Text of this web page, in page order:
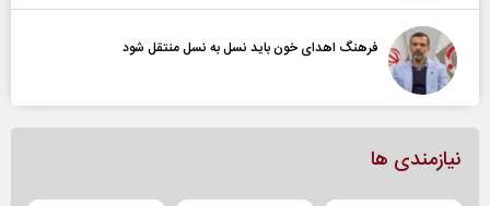
فرهنگ اهدای خون باید نسل به نسل منتقل شود
نیازمندی ها